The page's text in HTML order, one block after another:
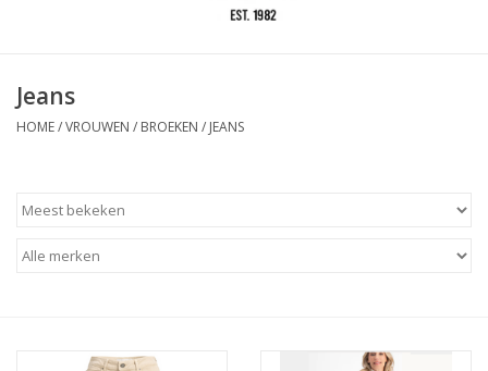
KADOBONNEN
Jeans
HOME/VROUWEN / BROEKEN / JEANS